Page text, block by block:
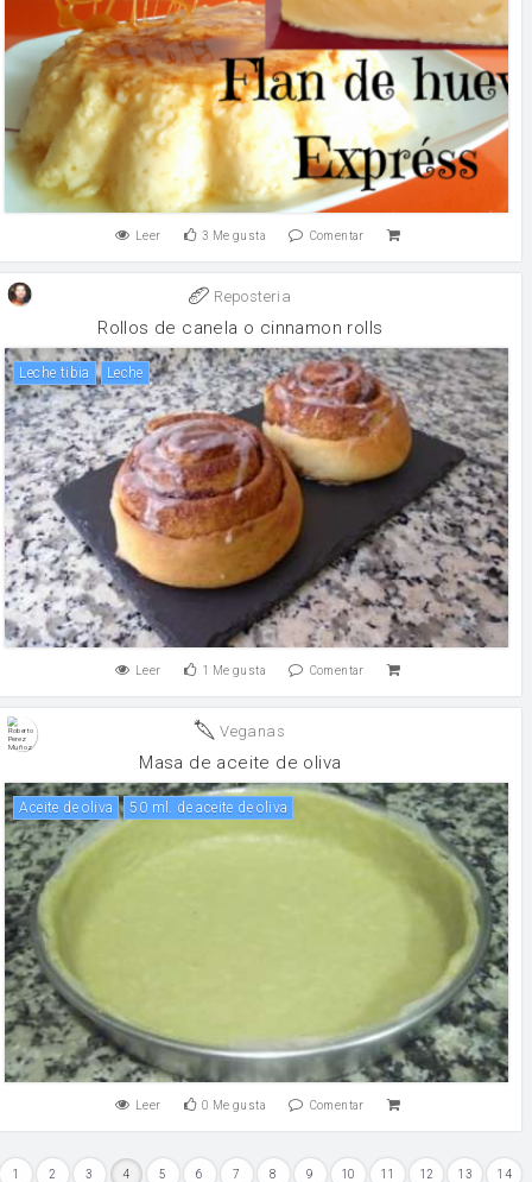
Leer 3 Me gusta Comentar
Reposteria
Rollos de canela o cinnamon rolls
Leche tibia leche
Leer 1 Me gusta Comentar
Veganas
Masa de aceite de oliva
aceite de oliva 50 ml. de aceite de oliva
Leer 0 Me gusta Comentar
1 2 3 4 5 6 7 8 9 10 11 12 13 14